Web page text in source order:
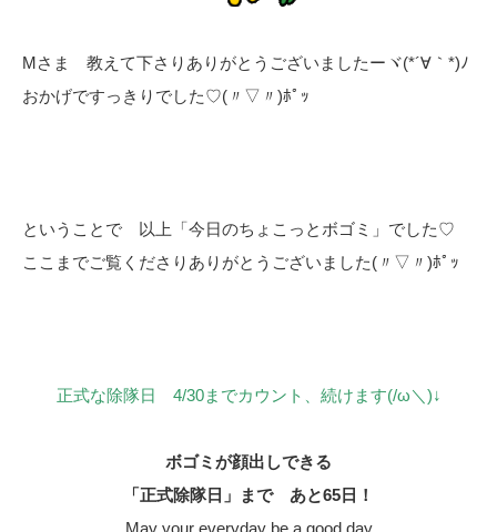
Mさま 教えて下さりありがとうございましたーヾ(*´∀｀*)ﾉ
おかげですっきりでした♡(〃▽〃)ﾎﾟｯ
ということで 以上「今日のちょこっとボゴミ」でした♡
ここまでご覧くださりありがとうございました(〃▽〃)ﾎﾟｯ
正式な除隊日 4/30までカウント、続けます(/ω＼)↓
ボゴミが顔出しできる
「正式除隊日」まで あと65日！